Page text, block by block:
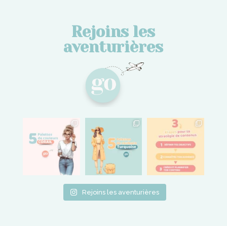
Rejoins les
aventurières
Rejoins les aventurières